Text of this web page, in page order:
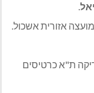
.
באולם אשכול, מועצה אזורית אשכול.
ציוני אמריקה ת"א כרטיסים